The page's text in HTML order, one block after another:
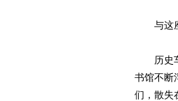
与这座
历史车
书馆不断
们，散失